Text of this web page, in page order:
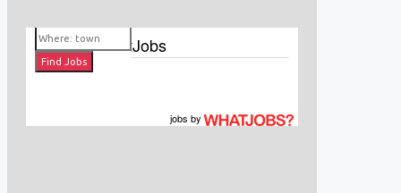
Jobs by WhatJobs
jobs by